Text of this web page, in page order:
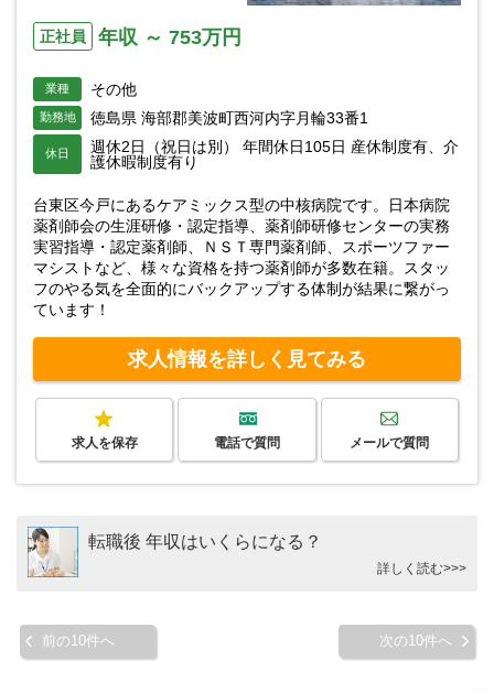
正社員 年収 ～ 753万円
業種 その他
勤務地 徳島県 海部郡美波町西河内字月輪33番1
休日
週休2日（祝日は別） 年間休日105日 産休制度有、介
護休暇制度有り
台東区今戸にあるケアミックス型の中核病院です。日本病院
薬剤師会の生涯研修・認定指導、薬剤師研修センターの実務
実習指導・認定薬剤師、ＮＳＴ専門薬剤師、スポーツファー
マシストなど、様々な資格を持つ薬剤師が多数在籍。スタッ
フのやる気を全面的にバックアップする体制が結果に繋がっ
ています！
求人情報を詳しく見てみる
求人を保存 電話で質問 メールで質問
転職後 年収はいくらになる？
詳しく読む>>>
前の10件へ 次の10件へ